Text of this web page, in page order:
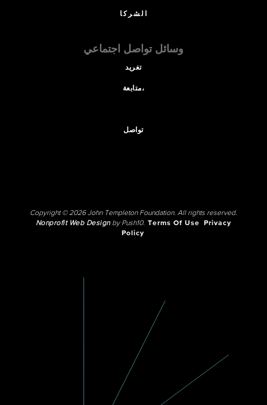
الشركا
وسائل تواصل اجتماعي
تغريد
متابعة،
تواصل
Copyright © 2026 John Templeton Foundation. All rights reserved.
Nonprofit Web Designby Push10. Terms Of Use
Privacy
Policy